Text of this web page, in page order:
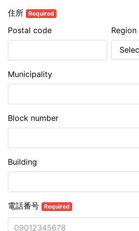
住所 Required
Postal code Region
Municipality
Block number
Building
電話番号 Required